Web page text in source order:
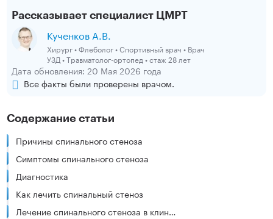
Рассказывает специалист ЦМРТ
Кученков А.В.
Хирург • Флеболог • Спортивный врач • Врач
УЗД • Травматолог-ортопед • стаж 28 лет
Дата обновления: 20 Мая 2026 года
Все факты были проверены врачом.
Содержание статьи
Причины спинального стеноза
Симптомы спинального стеноза
Диагностика
Как лечить спинальный стеноз
Лечение спинального стеноза в клиниках ЦМРТ